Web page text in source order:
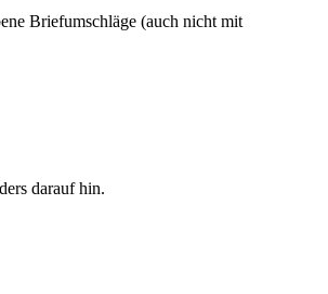
Briefumschläge (auch nicht mit
darauf hin.